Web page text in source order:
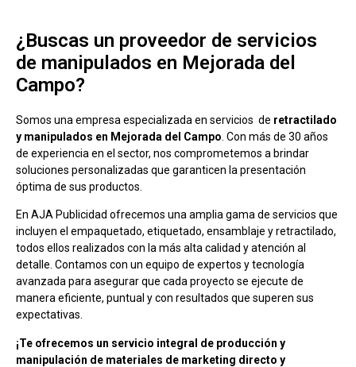
¿Buscas un proveedor de servicios
de manipulados en Mejorada del
Campo?
Somos una empresa especializada en servicios de retractilado
y manipulados en Mejorada del Campo . Con más de 30 años
de experiencia en el sector, nos comprometemos a brindar
soluciones personalizadas que garanticen la presentación
óptima de sus productos.
En AJA Publicidad ofrecemos una amplia gama de servicios que
incluyen el empaquetado, etiquetado, ensamblaje y retractilado,
todos ellos realizados con la más alta calidad y atención al
detalle. Contamos con un equipo de expertos y tecnología
avanzada para asegurar que cada proyecto se ejecute de
manera eficiente, puntual y con resultados que superen sus
expectativas.
¡Te ofrecemos un servicio integral de producción y
manipulación de materiales de marketing directo y